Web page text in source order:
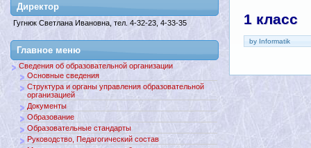
1 класс
by Informatik
Директор
Гугнюк Светлана Ивановна, тел. 4-32-23, 4-33-35
Главное меню
Сведения об образовательной организации
Основные сведения
Структура и органы управления образовательной
организацией
Документы
Образование
Образовательные стандарты
Руководство, Педагогический состав